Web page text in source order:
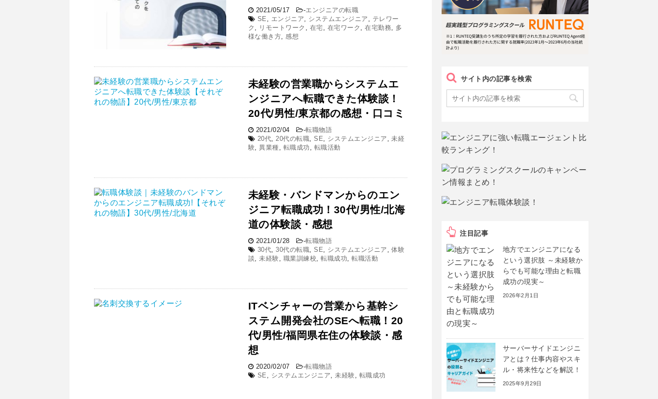
2021/05/17 -エンジニアの転職
SE , エンジニア, システムエンジニア , テレワー
ク , リモートワーク , 在宅 , 在宅ワーク ,在宅勤務, 多
様な働き方, 感想
未経験の営業職からシステムエ
ンジニアへ転職できた体験談！
20代/男性/東京都の感想・口コミ
2021/02/04 -転職物語
20代,20代の転職,SE, システムエンジニア ,未経
験,異業種, 転職成功 , 転職活動
未経験・バンドマンからのエン
ジニア転職成功！30代/男性/北海
道の体験談・感想
2021/01/28 -転職物語
30代,30代の転職,SE, システムエンジニア ,体験
談,未経験, 職業訓練校,転職成功,転職活動
ITベンチャーの営業から基幹シ
ステム開発会社のSEへ転職！20
代/男性/福岡県在住の体験談・感
想
2020/02/07 -転職物語
SE , システムエンジニア,未経験, 転職成功
サイト内の記事を検索
注目記事
地方でエンジニアになる
という選択肢 ～未経験か
らでも可能な理由と転職
成功の現実～
2026年2月1日
サーバーサイドエンジニ
アとは？仕事内容やスキ
ル・将来性などを解説！
2025年9月29日